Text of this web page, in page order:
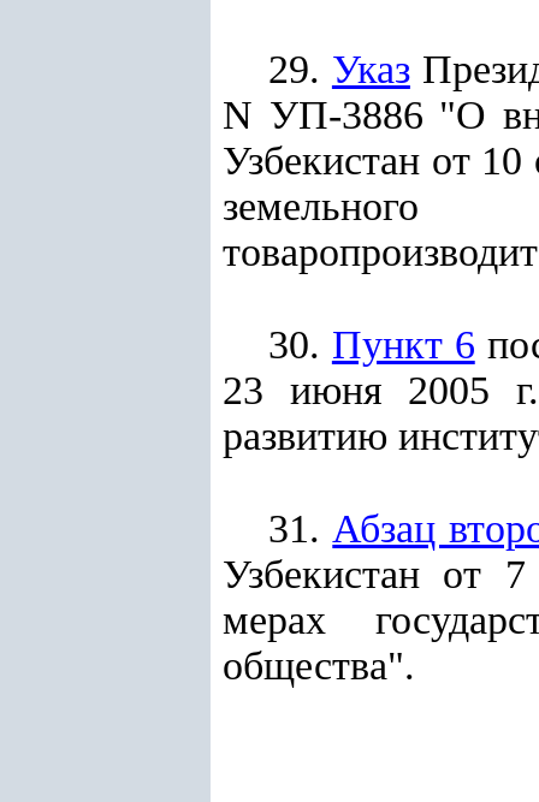
29. Указ
N УП-3886 "О
Узбекистан от
земельного
30. Пункт 6
23 июня 2005
развитию
31. Абзац
Узбекистан от
мерах
общества".